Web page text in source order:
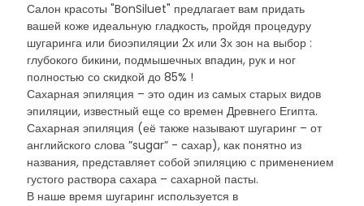
Салон красоты "BonSiluet" предлагает вам придать
вашей коже идеальную гладкость, пройдя процедуру
шугаринга или биоэпиляции 2х или 3х зон на выбор :
глубокого бикини, подмышечных впадин, рук и ног
полностью со скидкой до 85% !
Сахарная эпиляция – это один из самых старых видов
эпиляции, известный еще со времен Древнего Египта.
Сахарная эпиляция (её также называют шугаринг – от
английского слова ”sugar” - сахар), как понятно из
названия, представляет собой эпиляцию с применением
густого раствора сахара – сахарной пасты.
В наше время шугаринг используется в